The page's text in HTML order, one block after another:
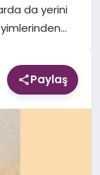
da yerini
Paylaş